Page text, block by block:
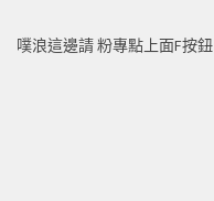
噗浪這邊請 粉專點上面F按鈕